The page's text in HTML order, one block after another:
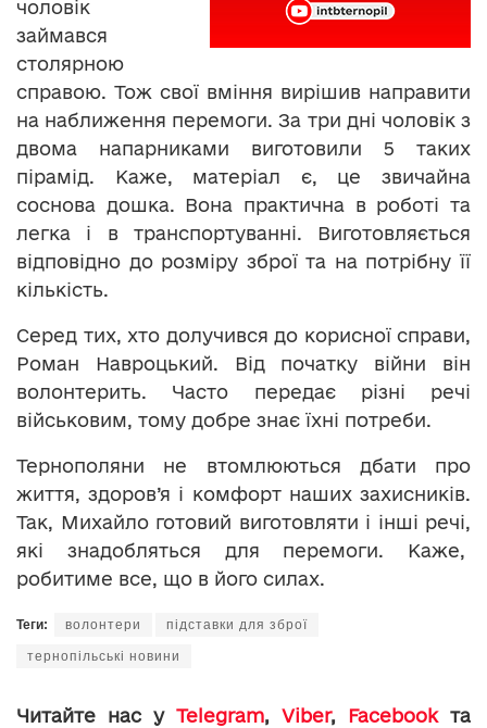
чоловік
займався
столярною
справою. Тож свої вміння вирішив направити
на наближення перемоги. За три дні чоловік з
двома напарниками виготовили 5 таких
пірамід. Каже, матеріал є, це звичайна
соснова дошка. Вона практична в роботі та
легка і в транспортуванні. Виготовляється
відповідно до розміру зброї та на потрібну її
кількість.
Серед тих, хто долучився до корисної справи,
Роман Навроцький. Від початку війни він
волонтерить. Часто передає різні речі
військовим, тому добре знає їхні потреби.
Тернополяни не втомлюються дбати про
життя, здоров’я і комфорт наших захисників.
Так, Михайло готовий виготовляти і інші речі,
які знадобляться для перемоги. Каже,
робитиме все, що в його силах.
Теги: волонтери підставки для зброї
тернопільські новини
Читайте нас у Telegram, Viber, Facebookта